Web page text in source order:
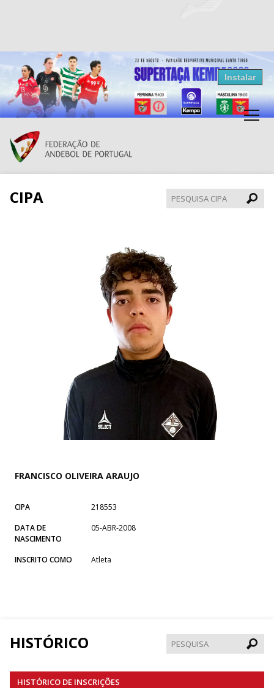
Resultados Andebol
Federação de Andebol de Portugal
Grátis - Disponivel na Play Store
Instalar
CIPA
CIPA
FRANCISCO OLIVEIRA ARAUJO
CIPA
218553
DATA DE
NASCIMENTO
05-ABR-2008
INSCRITO COMO Atleta
HISTÓRICO
HISTÓRICO DE INSCRIÇÕES